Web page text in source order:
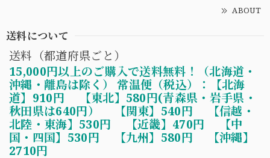
ABOUT
送料について
送料（都道府県ごと）
15,000円以上のご購入で送料無料！（北海道・
沖縄・離島は除く） 常温便（税込）：【北海
道】910円 【東北】580円(青森県・岩手県・
秋田県は640円） 【関東】540円 【信越・
北陸・東海】530円 【近畿】470円 【中
国・四国】530円 【九州】580円 【沖縄】
2710円